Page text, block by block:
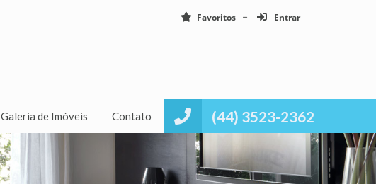
Favoritos Entrar
(44) 3523-2362
Galeria de Imóveis Contato